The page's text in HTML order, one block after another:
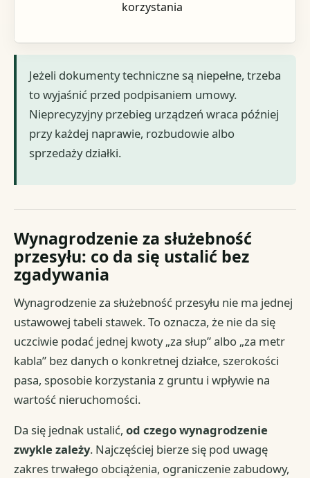
korzystania
Jeżeli dokumenty techniczne są niepełne, trzeba
to wyjaśnić przed podpisaniem umowy.
Nieprecyzyjny przebieg urządzeń wraca później
przy każdej naprawie, rozbudowie albo
sprzedaży działki.
Wynagrodzenie za służebność
przesyłu: co da się ustalić bez
zgadywania
Wynagrodzenie za służebność przesyłu nie ma jednej
ustawowej tabeli stawek. To oznacza, że nie da się
uczciwie podać jednej kwoty „za słup” albo „za metr
kabla” bez danych o konkretnej działce, szerokości
pasa, sposobie korzystania z gruntu i wpływie na
wartość nieruchomości.
Da się jednak ustalić,od czego wynagrodzenie
zwykle zależy. Najczęściej bierze się pod uwagę
zakres trwałego obciążenia, ograniczenie zabudowy,